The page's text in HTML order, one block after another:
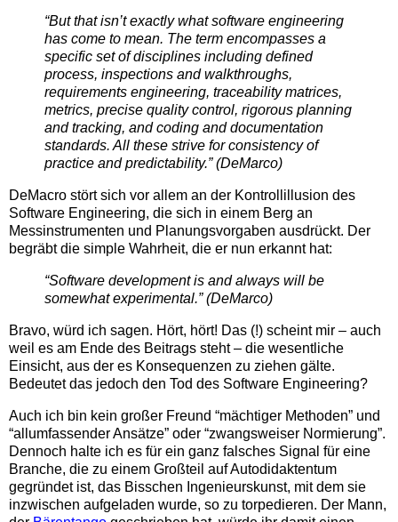
“But that isn’t exactly what software engineering
has come to mean. The term encompasses a
specific set of disciplines including defined
process, inspections and walkthroughs,
requirements engineering, traceability matrices,
metrics, precise quality control, rigorous planning
and tracking, and coding and documentation
standards. All these strive for consistency of
practice and predictability.” (DeMarco)
DeMacro stört sich vor allem an der Kontrollillusion des
Software Engineering, die sich in einem Berg an
Messinstrumenten und Planungsvorgaben ausdrückt. Der
begräbt die simple Wahrheit, die er nun erkannt hat:
“Software development is and always will be
somewhat experimental.” (DeMarco)
Bravo, würd ich sagen. Hört, hört! Das (!) scheint mir – auch
weil es am Ende des Beitrags steht – die wesentliche
Einsicht, aus der es Konsequenzen zu ziehen gälte.
Bedeutet das jedoch den Tod des Software Engineering?
Auch ich bin kein großer Freund “mächtiger Methoden” und
“allumfassender Ansätze” oder “zwangsweiser Normierung”.
Dennoch halte ich es für ein ganz falsches Signal für eine
Branche, die zu einem Großteil auf Autodidaktentum
gegründet ist, das Bisschen Ingenieurskunst, mit dem sie
inzwischen aufgeladen wurde, so zu torpedieren. Der Mann,